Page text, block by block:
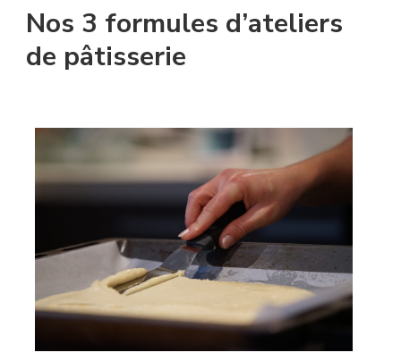
Nos 3 formules d’ateliers
de pâtisserie